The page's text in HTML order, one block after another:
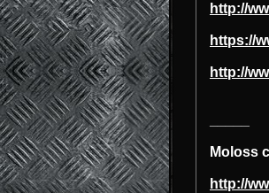
http://
https://
http://
Moloss
http://